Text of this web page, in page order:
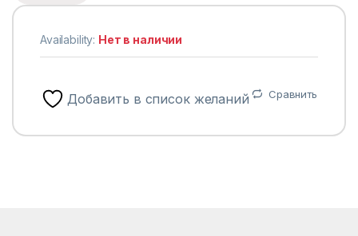
Availability: Нет в наличии
Добавить в список желаний Сравнить